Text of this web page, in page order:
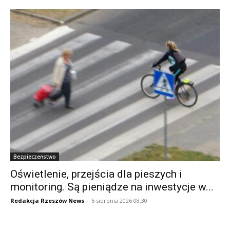
Bezpieczeństwo
Oświetlenie, przejścia dla pieszych i
monitoring. Są pieniądze na inwestycje w...
Redakcja Rzeszów News - 6 sierpnia 2026 08:30